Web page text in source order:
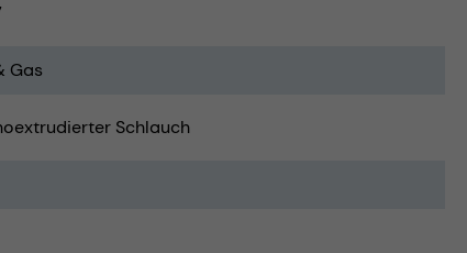
Gas
Schlauch